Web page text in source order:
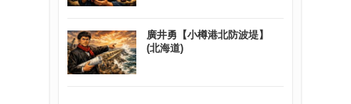
廣井勇【小樽港北防波堤】
(北海道)